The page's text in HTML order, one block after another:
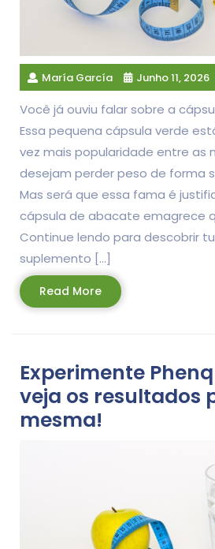
María García Junho 11, 2026
Você já ouviu falar sobre a
Essa pequena cápsula verde
vez mais popularidade entre as
desejam perder peso de forma
Mas será que essa fama é
cápsula de abacate emagrece
Continue lendo para descobrir
suplemento […]
Read MoreRead
More
Experimente
veja os resultados
mesma!